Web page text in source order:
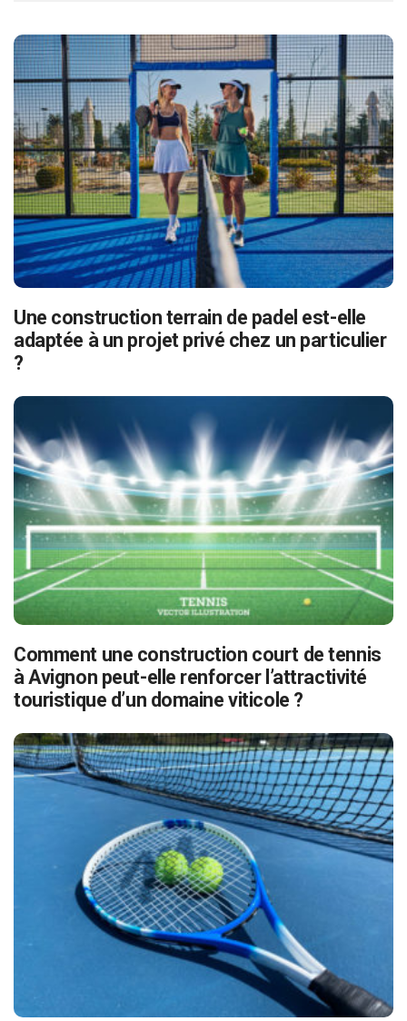
Une construction terrain de padel est-elle
adaptée à un projet privé chez un particulier
?
Comment une construction court de tennis
à Avignon peut-elle renforcer l’attractivité
touristique d’un domaine viticole ?